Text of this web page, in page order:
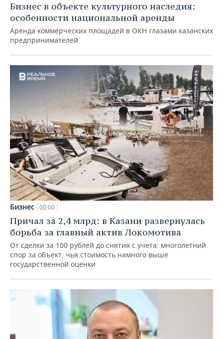
Бизнес в объекте культурного наследия:
особенности национальной аренды
Аренда коммерческих площадей в ОКН глазами казанских
предпринимателей
Бизнес 00:00
Причал за 2,4 млрд: в Казани развернулась
борьба за главный актив Локомотива
От сделки за 100 рублей до снятия с учета: многолетний
спор за объект, чья стоимость намного выше
государственной оценки